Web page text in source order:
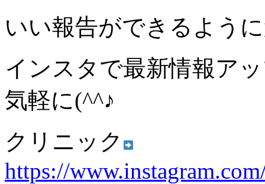
いい報告ができるよう
インスタで最新情報ア
気軽に(^^♪
クリニック
https://